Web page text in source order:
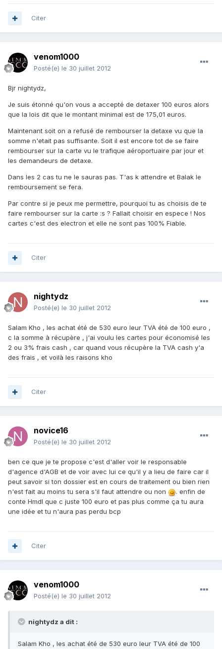
Citer
venom1000
Posté(e) le 30 juillet 2012
Bjr nightydz,
Je suis étonné qu'on vous a accepté de detaxer 100 euros alors
que la lois dit que le montant minimal est de 175,01 euros.
Maintenant soit on a refusé de rembourser la detaxe vu que la
somme n'etait pas suffisante. Soit il est encore tot de se faire
rembourser sur la carte vu le trafique aéroportuaire par jour et
les demandeurs de detaxe.
Dans les 2 cas tu ne le sauras pas. T'as k attendre et Balak le
remboursement se fera.
Par contre si je peux me permettre, pourquoi tu as choisis de te
faire rembourser sur la carte :s ? Fallait choisir en espece ! Nos
cartes c'est des electron et elle ne sont pas 100% Fiable.
Citer
nightydz
Posté(e) le 30 juillet 2012
Salam Kho , les achat été de 530 euro leur TVA été de 100 euro ,
c la somme à récupère , j'ai voulu les cartes pour économisé les
2 ou 3% frais cash , car quand vous récupère la TVA cash y'a
des frais , et voilà les raisons kho
Citer
novice16
Posté(e) le 30 juillet 2012
ben ce que je te propose c'est d'aller voir le responsable
d'agence d'AGB et de voir avec lui ce qu'il y a lieu de faire car il
peut savoir si ton dossier est en cours de traitement ou bien rien
n'est fait au moins tu sera s'il faut attendre ou non
. enfin de
conte Hmdl que c juste 100 euro et pas plus comme ça tu aura
une idée et tu n'aura pas perdu bcp
Citer
venom1000
Posté(e) le 30 juillet 2012
nightydz a dit :
Salam Kho , les achat été de 530 euro leur TVA été de 100